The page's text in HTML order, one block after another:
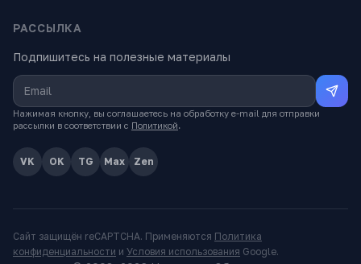
РАССЫЛКА
Подпишитесь на полезные материалы
Нажимая кнопку, вы соглашаетесь на обработку e-mail для отправки
рассылки в соответствии с Политикой.
VK OK TG Max Zen
Сайт защищён reCAPTCHA. Применяются Политика
конфиденциальности и Условия использования Google.